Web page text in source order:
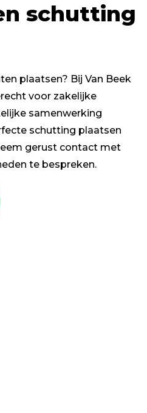
schutting
plaatsen? Bij Van Beek
voor zakelijke
samenwerking
schutting plaatsen
gerust contact met
te bespreken.